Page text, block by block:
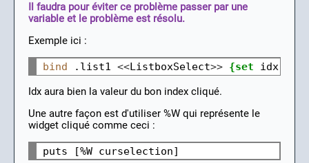
Il faudra pour éviter ce problème passer par une
variable et le problème est résolu.
Exemple ici :
bind .list1 <<ListboxSelect>> {set idx
Idx aura bien la valeur du bon index cliqué.
Une autre façon est d'utiliser %W qui représente le
widget cliqué comme ceci :